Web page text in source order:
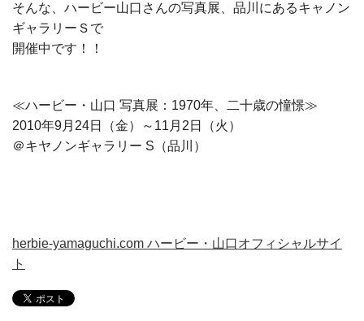
そんな、ハービー山口さんの写真展、品川にあるキャノン
ギャラリーＳで
開催中です！！
≪ハービー・山口 写真展：1970年、二十歳の憧憬≫
2010年9月24日（金）～11月2日（火）
＠キヤノンギャラリー S（品川）
herbie-yamaguchi.com ハービー・山口オフィシャルサイ
ト